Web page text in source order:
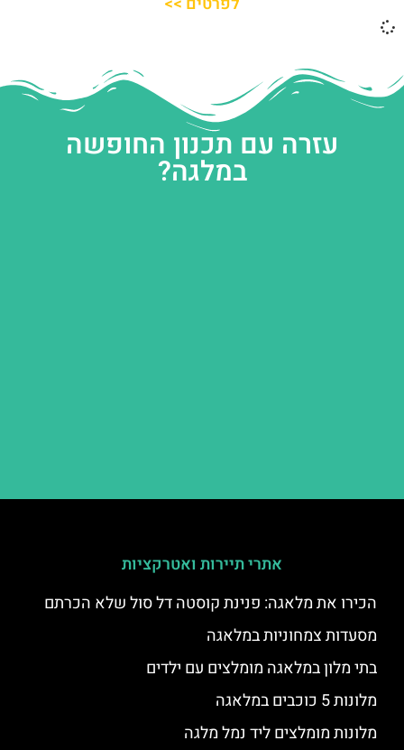
עזרה עם תכנון החופשה
במלגה?
אתרי תיירות ואטרקציות
הכירו את מלאגה: פנינת קוסטה דל סול שלא הכרתם
מסעדות צמחוניות במלאגה
בתי מלון במלאגה מומלצים עם ילדים
מלונות 5 כוכבים במלאגה
מלונות מומלצים ליד נמל מלגה